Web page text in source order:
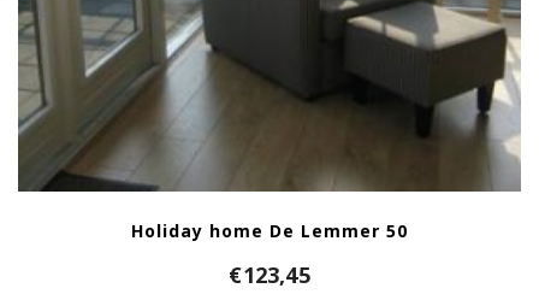
Holiday home De Lemmer 50
€123,45